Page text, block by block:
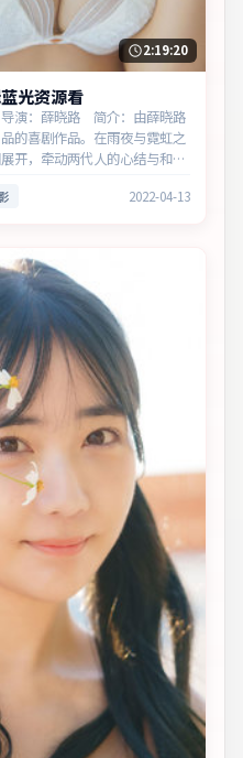
2:19:20
光资源看
演：薛晓路 简介：由薛晓路
的喜剧作品。在雨夜与霓虹之
开，牵动两代人的心结与和
2022-04-13